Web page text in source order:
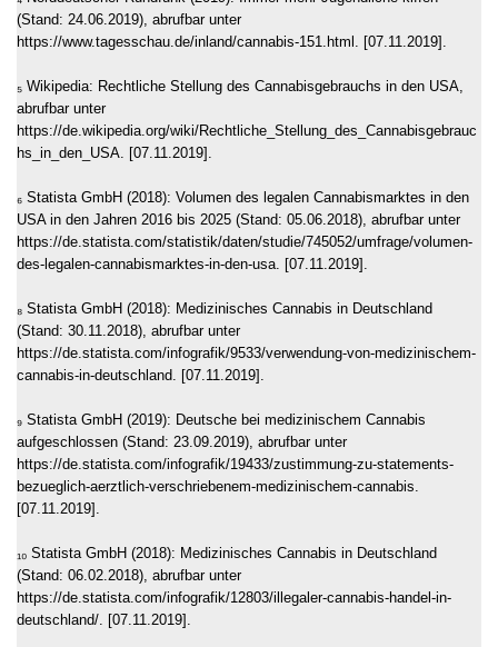
(Stand: 24.06.2019), abrufbar unter
https://www.tagesschau.de/inland/cannabis-151.html. [07.11.2019].
₅ Wikipedia: Rechtliche Stellung des Cannabisgebrauchs in den USA,
abrufbar unter
https://de.wikipedia.org/wiki/Rechtliche_Stellung_des_Cannabisgebrauc
hs_in_den_USA. [07.11.2019].
₆ Statista GmbH (2018): Volumen des legalen Cannabismarktes in den
USA in den Jahren 2016 bis 2025 (Stand: 05.06.2018), abrufbar unter
https://de.statista.com/statistik/daten/studie/745052/umfrage/volumen-
des-legalen-cannabismarktes-in-den-usa. [07.11.2019].
₈ Statista GmbH (2018): Medizinisches Cannabis in Deutschland
(Stand: 30.11.2018), abrufbar unter
https://de.statista.com/infografik/9533/verwendung-von-medizinischem-
cannabis-in-deutschland. [07.11.2019].
₉ Statista GmbH (2019): Deutsche bei medizinischem Cannabis
aufgeschlossen (Stand: 23.09.2019), abrufbar unter
https://de.statista.com/infografik/19433/zustimmung-zu-statements-
bezueglich-aerztlich-verschriebenem-medizinischem-cannabis.
[07.11.2019].
₁₀ Statista GmbH (2018): Medizinisches Cannabis in Deutschland
(Stand: 06.02.2018), abrufbar unter
https://de.statista.com/infografik/12803/illegaler-cannabis-handel-in-
deutschland/. [07.11.2019].